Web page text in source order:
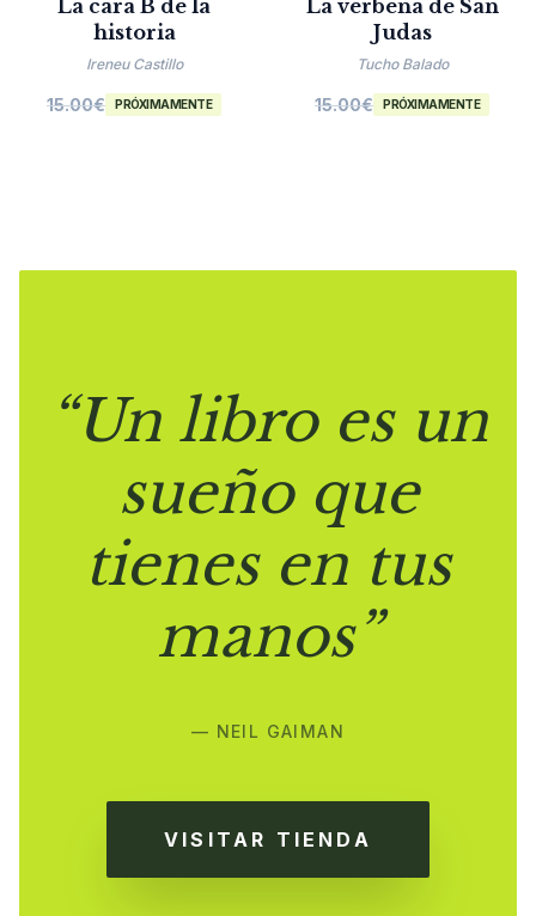
La cara B de la
historia
Ireneu Castillo
15.00€ PRÓXIMAMENTE
La verbena de San
Judas
Tucho Balado
15.00€ PRÓXIMAMENTE
“Un libro es un
sueño que
tienes en tus
manos”
— NEIL GAIMAN
VISITAR TIENDA